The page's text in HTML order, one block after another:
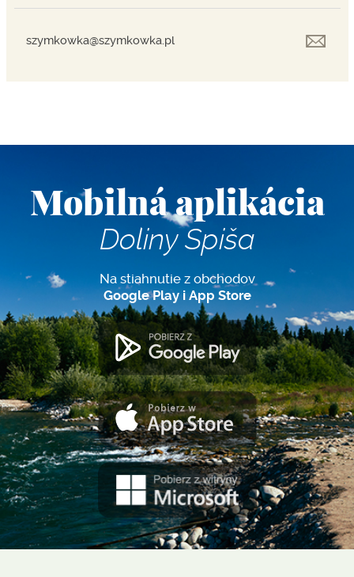
szymkowka@szymkowka.pl
Mobilná aplikácia
Doliny Spiša
Na stiahnutie z obchodov
Google Play i App Store